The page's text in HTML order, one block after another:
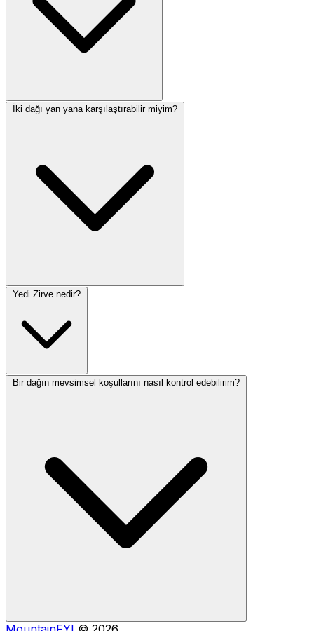
İki dağı yan yana karşılaştırabilir miyim?
Yedi Zirve nedir?
Bir dağın mevsimsel koşullarını nasıl kontrol edebilirim?